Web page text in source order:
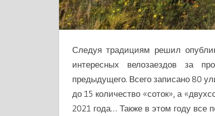
Следуя традициям решил
интересных велозаездов за
предыдущего. Всего записано 80
до 15 количество «соток», а
2021 года… Также в этом году все